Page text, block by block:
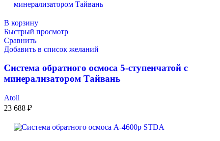
В корзину
Быстрый просмотр
Сравнить
Добавить в список желаний
Система обратного осмоса 5-ступенчатой с
минерализатором Тайвань
Atoll
23 688 ₽